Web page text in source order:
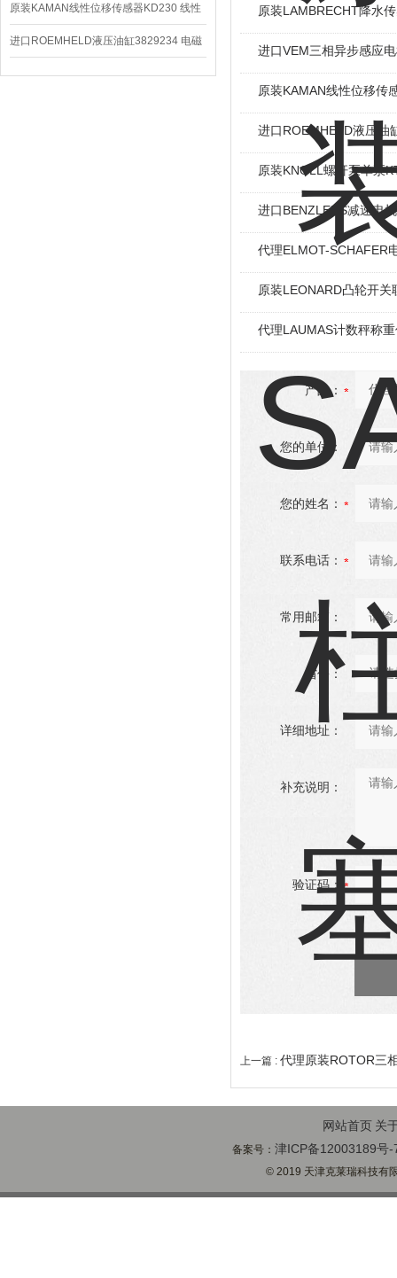
K21R80G4马达
原装KAMAN线性位移传感器KD230 线性
编码器
进口ROEMHELD液压油缸3829234 电磁
阀定位器
原装LAMBRECHT降水
进口VEM三相异步感应
原装KAMAN线性位移传
进口ROEMHELD液压油
原装KNOLL螺杆泵单泵
进口BENZLERS减速电
代理ELMOT-SCHAFER
原装LEONARD凸轮开关
代理LAUMAS计数秤称
产品：
您的单位：
您的姓名：
联系电话：
常用邮箱：
省份：
详细地址：
补充说明：
验证码：
上一篇 : 代理原装ROTOR三
网站首页 关
备案号：津ICP备12003189号-
© 2019 天津克莱瑞科技有